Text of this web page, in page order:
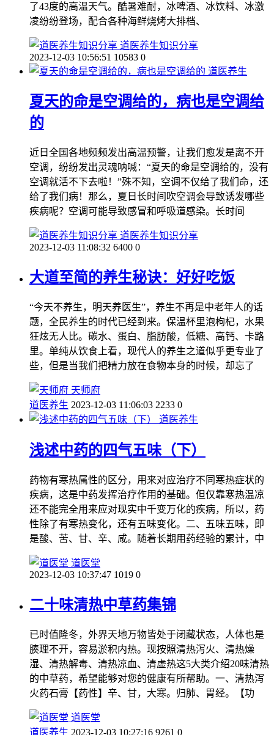
了43度的高温天气。酷暑难耐，冰啤酒、冰饮料、冰激
凌纷纷登场，配合各种海鲜烧烤大排档、
道医养生知识分享
2023-12-03 10:56:51 10583 0
道医养生
夏天的命是空调给的，病也是空调给
的
近日全国各地频频发出高温预警，让我们愈发是离不开
空调，纷纷发出灵魂呐喊：“夏天的命是空调给的，没有
空调就活不下去啦！”殊不知，空调不仅给了我们命，还
给了我们病！那么，夏日长时间吹空调会导致诱发哪些
疾病呢？空调可能导致感冒和呼吸道感染。长时间
道医养生知识分享
2023-12-03 11:08:32 6400 0
大道至简的养生秘诀：好好吃饭
“今天不养生，明天养医生”，养生不再是中老年人的话
题，全民养生的时代已经到来。保温杯里泡枸杞，水果
狂炫无人比。碳水、蛋白、脂肪酸，低糖、高钙、卡路
里。单纯从饮食上看，现代人的养生之道似乎更专业了
些，但是当我们把精力放在食物本身的时候，却忘了
天师府
道医养生 2023-12-03 11:06:03 2233 0
道医养生
浅述中药的四气五味（下）
药物有寒热属性的区分，用来对应治疗不同寒热症状的
疾病，这是中药发挥治疗作用的基础。但仅靠寒热温凉
还不能完全用来应对现实中千变万化的疾病，所以，药
性除了有寒热变化，还有五味变化。二、五味五味，即
是酸、苦、甘、辛、咸。随着长期用药经验的累计，中
道医堂
2023-12-03 10:37:47 1019 0
二十味清热中草药集锦
已时值隆冬，外界天地万物皆处于闭藏状态，人体也是
腠理不开，容易淤积内热。现按照清热泻火、清热燥
湿、清热解毒、清热凉血、清虚热这5大类介绍20味清热
的中草药，希望能够对您的健康有所帮助。一、清热泻
火药石膏【药性】辛、甘，大寒。归肺、胃经。【功
道医堂
道医养生 2023-12-03 10:27:16 9261 0